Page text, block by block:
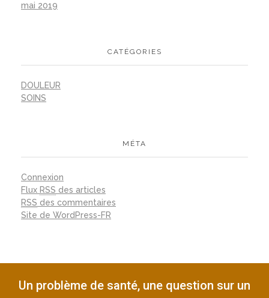
mai 2019
CATÉGORIES
DOULEUR
SOINS
MÉTA
Connexion
Flux RSS des articles
RSS des commentaires
Site de WordPress-FR
Un problème de santé, une question sur un